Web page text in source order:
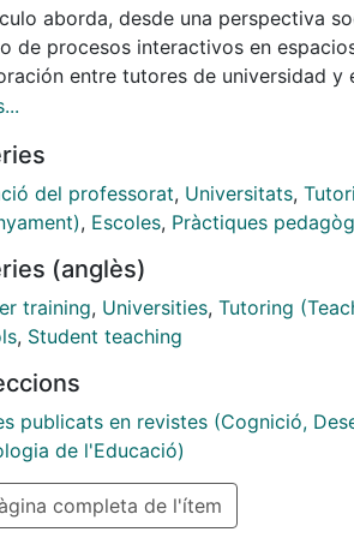
aborda, desde una perspectiva
de procesos interactivos en
entre tutores de universidad y
reflexivo. Se analiza cómo dos
estructuran su actividad conjunta y, a
guran su propia colaboración y el
del estu-diantado. Los
comparten y co-construyen la
la relación entre tutores, la
y la retroacción. Se aportan
del professorat, Universitats,
, Escoles, Pràctiques
(anglès)
training, Universities, Tutoring
, Student teaching
publicats en revistes (Cognició,
de l'Educació)
completa de l'ítem